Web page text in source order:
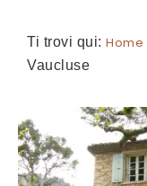
Ti trovi qui: Home
Vaucluse